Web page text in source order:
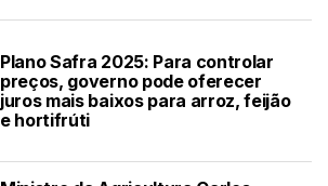
Plano Safra 2025: Para controlar
preços, governo pode oferecer
juros mais baixos para arroz, feijão
e hortifrúti